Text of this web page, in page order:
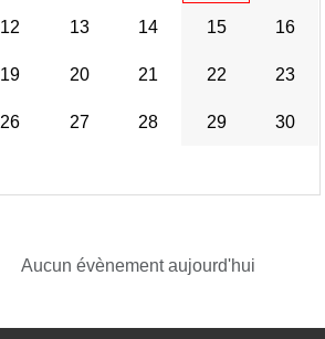
12 13 14 15 16
19 20 21 22 23
26 27 28 29 30
Aucun évènement aujourd'hui